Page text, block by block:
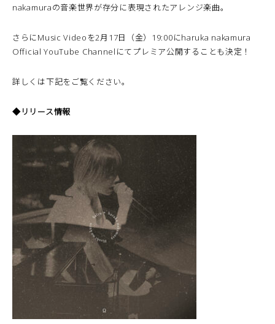
nakamuraの音楽世界が存分に表現されたアレンジ楽曲。
さらにMusic Videoを2月17日（金）19:00にharuka nakamura
Official YouTube Channelにてプレミア公開することも決定！
詳しくは下記をご覧ください。
◆リリース情報